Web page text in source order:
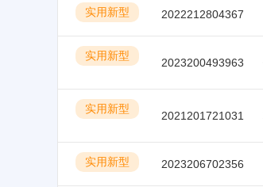
2022212804367
实用新型
2023200493963
实用新型
2021201721031
实用新型
2023206702356
实用新型